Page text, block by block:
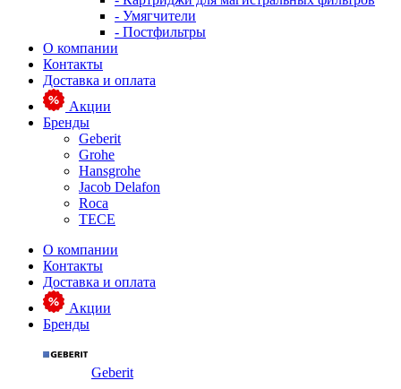
- Умягчители
- Постфильтры
О компании
Контакты
Доставка и оплата
Акции
Бренды
Geberit
Grohe
Hansgrohe
Jacob Delafon
Roca
TECE
О компании
Контакты
Доставка и оплата
Акции
Бренды
Geberit